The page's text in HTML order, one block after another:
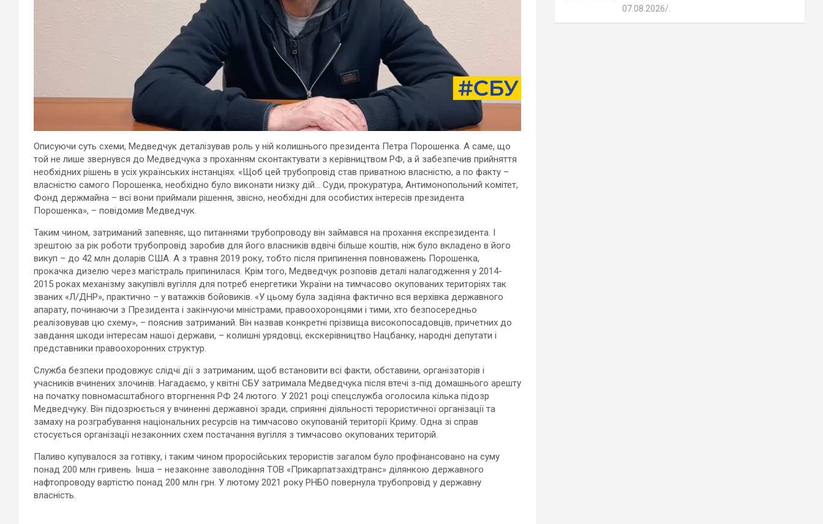
Описуючи суть схеми, Медведчук деталізував роль у ній колишнього президента Петра Порошенка. А саме, що
той не лише звернувся до Медведчука з проханням сконтактувати з керівництвом РФ, а й забезпечив прийняття
необхідних рішень в усіх українських інстанціях. «Щоб цей трубопровід став приватною власністю, а по факту –
власністю самого Порошенка, необхідно було виконати низку дій… Суди, прокуратура, Антимонопольний комітет,
Фонд держмайна – всі вони приймали рішення, звісно, необхідні для особистих інтересів президента
Порошенка», – повідомив Медведчук.
Таким чином, затриманий запевняє, що питаннями трубопроводу він займався на прохання експрезидента. І
зрештою за рік роботи трубопровід заробив для його власників вдвічі більше коштів, ніж було вкладено в його
викуп – до 42 млн доларів США. А з травня 2019 року, тобто після припинення повноважень Порошенка,
прокачка дизелю через магістраль припинилася. Крім того, Медведчук розповів деталі налагодження у 2014-
2015 роках механізму закупівлі вугілля для потреб енергетики України на тимчасово окупованих територіях так
званих «Л/ДНР», практично – у ватажків бойовиків. «У цьому була задіяна фактично вся верхівка державного
апарату, починаючи з Президента і закінчуючи міністрами, правоохоронцями і тими, хто безпосередньо
реалізовував цю схему», – пояснив затриманий. Він назвав конкретні прізвища високопосадовців, причетних до
завдання шкоди інтересам нашої держави, – колишні урядовці, екскерівництво Нацбанку, народні депутати і
представники правоохоронних структур.
Служба безпеки продовжує слідчі дії з затриманим, щоб встановити всі факти, обставини, організаторів і
учасників вчинених злочинів. Нагадаємо, у квітні СБУ затримала Медведчука після втечі з-під домашнього арешту
на початку повномасштабного вторгнення РФ 24 лютого. У 2021 році спецслужба оголосила кілька підозр
Медведчуку. Він підозрюється у вчиненні державної зради, сприянні діяльності терористичної організації та
замаху на розграбування національних ресурсів на тимчасово окупованій території Криму. Одна зі справ
стосується організації незаконних схем постачання вугілля з тимчасово окупованих територій.
Паливо купувалося за готівку, і таким чином проросійських терористів загалом було профінансовано на суму
понад 200 млн гривень. Інша – незаконне заволодіння ТОВ «Прикарпатзахідтранс» ділянкою державного
нафтопроводу вартістю понад 200 млн грн. У лютому 2021 року РНБО повернула трубопровід у державну
власність.
07.08.2026